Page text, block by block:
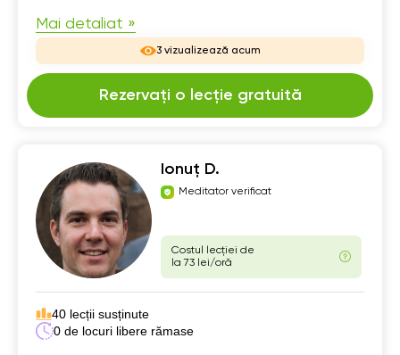
Mai detaliat »
3 vizualizează acum
Rezervați o lecție gratuită
Ionuț D.
Meditator verificat
Costul lecției de
la 73 lei/oră
40 lecții susținute
0 de locuri libere rămase